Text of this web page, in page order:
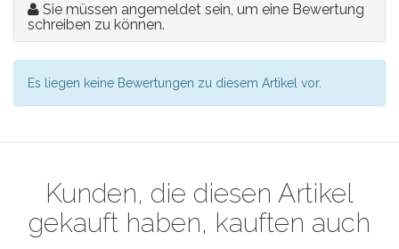
Sie müssen angemeldet sein, um eine Bewertung
schreiben zu können.
Es liegen keine Bewertungen zu diesem Artikel vor.
Kunden, die diesen Artikel
gekauft haben, kauften auch